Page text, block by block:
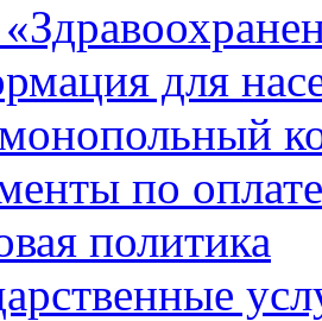
для
по
политика